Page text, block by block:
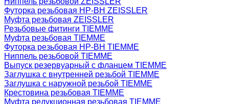
Футорка резьбовая НР-ВН ZEISSLER
Муфта резьбовая ZEISSLER
Резьбовые фитинги TIEMME
Муфта резьбовая TIEMME
Футорка резьбовая НР-ВН TIEMME
Ниппель резьбовой TIEMME
Выпуск резервуарный с фланцем TIEMME
Заглушка с внутренней резьбой TIEMME
Заглушка с наружной резьбой TIEMME
Крестовина резьбовая TIEMME
Муфта редукционная резьбовая TIEMME